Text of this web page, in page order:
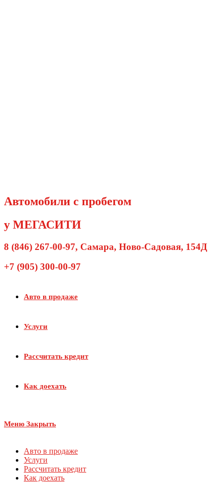
Автомобили с пробегом
у МЕГАСИТИ
8 (846) 267-00-97, Самара, Ново-Садовая, 154Д
+7 (905) 300-00-97
Авто в продаже
Услуги
Рассчитать кредит
Как доехать
Меню Закрыть
Авто в продаже
Услуги
Рассчитать кредит
Как доехать